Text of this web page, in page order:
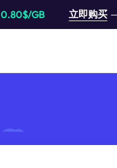
0.80$/GB 立即购买